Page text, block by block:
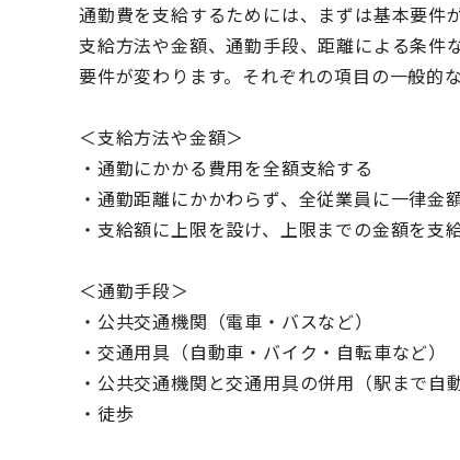
通勤費を支給するためには、まずは基本要件
支給方法や金額、通勤手段、距離による条件
要件が変わります。それぞれの項目の一般的
＜支給方法や金額＞
・通勤にかかる費用を全額支給する
・通勤距離にかかわらず、全従業員に一律金
・支給額に上限を設け、上限までの金額を支
＜通勤手段＞
・公共交通機関（電車・バスなど）
・交通用具（自動車・バイク・自転車など）
・公共交通機関と交通用具の併用（駅まで自
・徒歩